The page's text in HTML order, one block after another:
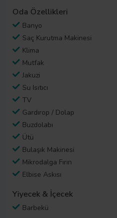
Oda Özellikleri
Banyo
Saç Kurutma Makinesi
Klima
Mutfak
Jakuzi
Su Isıtıcı
TV
Gardırop / Dolap
Buzdolabı
Ütü
Bulaşık Makinesi
Mikrodalga Fırın
Elbise Askısı
Yiyecek & İçecek
Barbekü